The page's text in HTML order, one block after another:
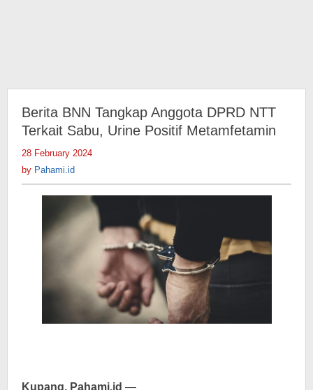
Berita BNN Tangkap Anggota DPRD NTT
Terkait Sabu, Urine Positif Metamfetamin
28 February 2024
by Pahami.id
Kupang, Pahami.id —